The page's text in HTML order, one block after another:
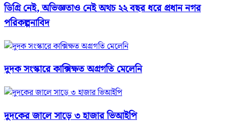
ডিগ্রি নেই, অভিজ্ঞতাও নেই অথচ ২২ বছর ধরে প্রধান নগর
পরিকল্পনাবিদ
দুদক সংস্কারে কাক্সিক্ষত অগ্রগতি মেলেনি
দুদকের জালে সাড়ে ৩ হাজার ভিআইপি